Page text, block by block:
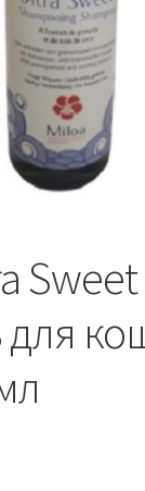
Sweet